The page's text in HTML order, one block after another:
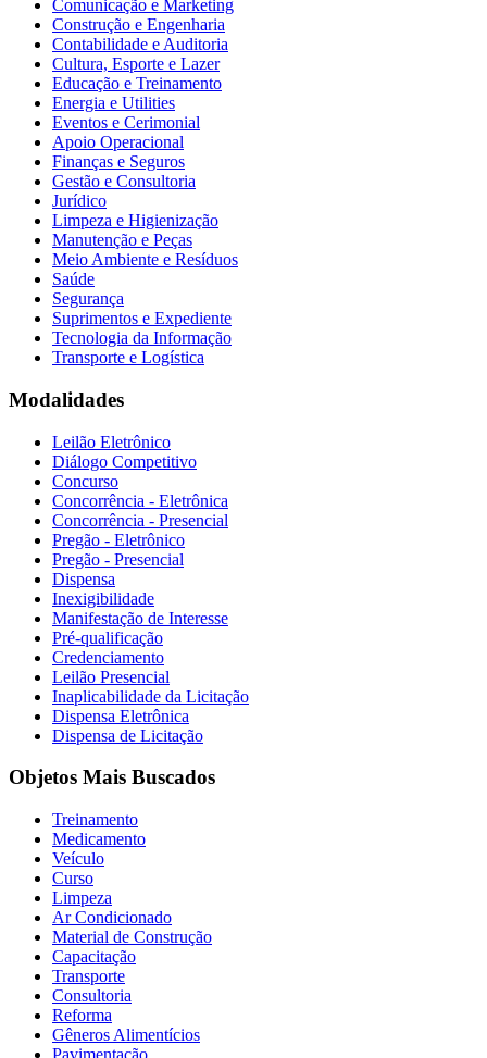
Comunicação e Marketing
Construção e Engenharia
Contabilidade e Auditoria
Cultura, Esporte e Lazer
Educação e Treinamento
Energia e Utilities
Eventos e Cerimonial
Apoio Operacional
Finanças e Seguros
Gestão e Consultoria
Jurídico
Limpeza e Higienização
Manutenção e Peças
Meio Ambiente e Resíduos
Saúde
Segurança
Suprimentos e Expediente
Tecnologia da Informação
Transporte e Logística
Modalidades
Leilão Eletrônico
Diálogo Competitivo
Concurso
Concorrência - Eletrônica
Concorrência - Presencial
Pregão - Eletrônico
Pregão - Presencial
Dispensa
Inexigibilidade
Manifestação de Interesse
Pré-qualificação
Credenciamento
Leilão Presencial
Inaplicabilidade da Licitação
Dispensa Eletrônica
Dispensa de Licitação
Objetos Mais Buscados
Treinamento
Medicamento
Veículo
Curso
Limpeza
Ar Condicionado
Material de Construção
Capacitação
Transporte
Consultoria
Reforma
Gêneros Alimentícios
Pavimentação